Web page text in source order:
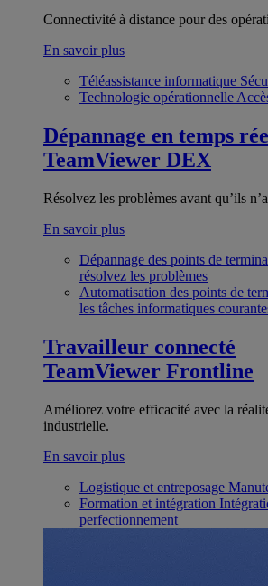
Connectivité à distance pour des
En savoir plus
Téléassistance informatique
Technologie opérationnelle
Dépannage en temps
TeamViewer DEX
Résolvez les problèmes avant qu’ils
En savoir plus
Dépannage des points de
résolvez les problèmes
Automatisation des points de
les tâches informatiques
Travailleur connecté
TeamViewer Frontline
Améliorez votre efficacité avec la
industrielle.
En savoir plus
Logistique et entreposage
Formation et intégration
perfectionnement